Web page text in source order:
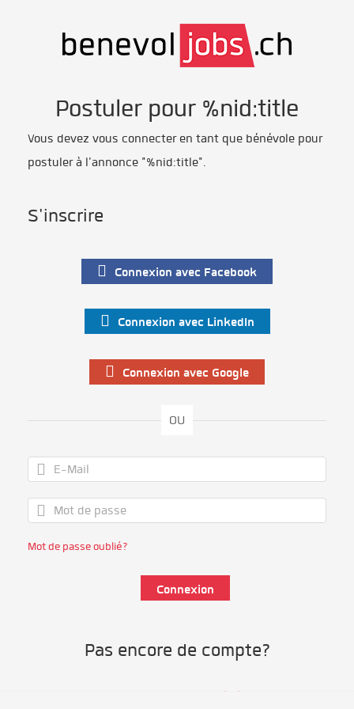
Postuler pour %nid:title
Vous devez vous connecter en tant que bénévole pour
postuler à l'annonce "%nid:title".
S'inscrire
Connexion avec Facebook
Connexion avec LinkedIn
Connexion avec Google
OU
Mot de passe oublié?
Pas encore de compte?